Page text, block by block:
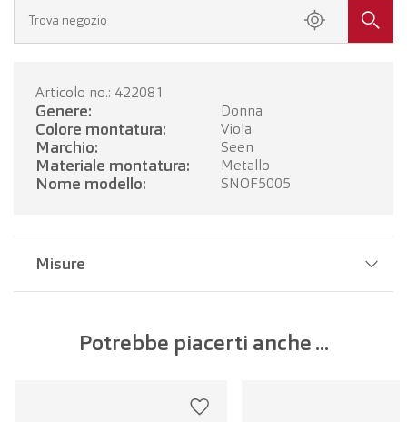
Trova negozio
Articolo no.: 422081
Genere: Donna
Colore montatura: Viola
Marchio: Seen
Materiale montatura: Metallo
Nome modello: SNOF5005
Misure
Larghezza della lente: 52 mm
Lunghezza dell'asta:
Potrebbe piacerti anche ...